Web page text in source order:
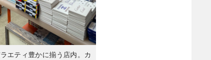
エティ豊かに揃う店内。カ